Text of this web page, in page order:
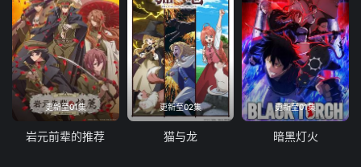
更新至01集
岩元前辈的推荐
更新至02集
猫与龙
更新至01集
暗黑灯火